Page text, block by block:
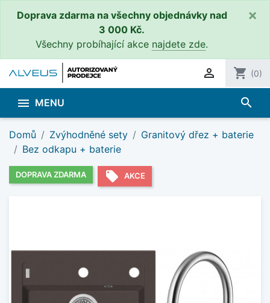
Doprava zdarma na všechny objednávky nad
3 000 Kč.
Všechny probíhající akce najdete zde.
×
 shopping_cart (0)
 MENU search
Domů Zvýhodněné sety
Granitový dřez + baterie
Bez odkapu + baterie
DOPRAVA ZDARMA local_offer AKCE